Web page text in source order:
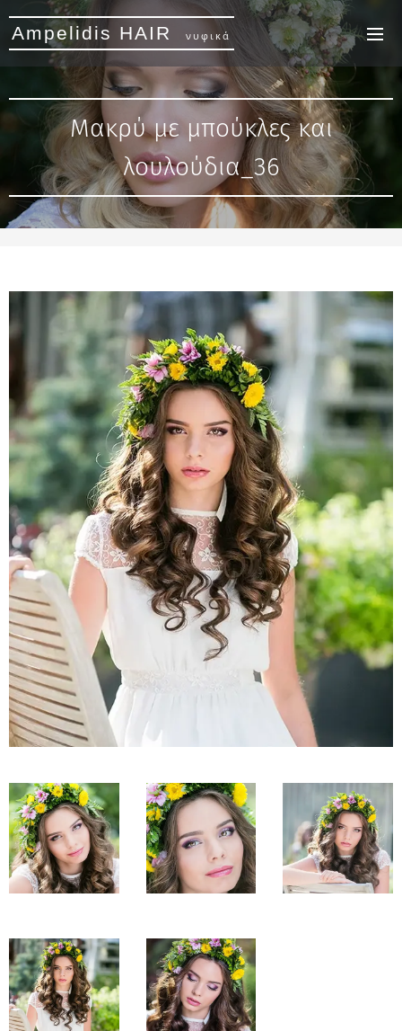
Ampelidis HAIRνυφικά
Μακρύ με μπούκλες και
λουλούδια_36